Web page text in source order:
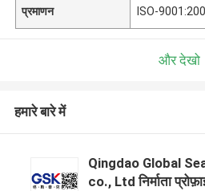
प्रमाणन ISO-
और देखो
हमारे बारे में
Qingdao Global
co., Ltd निर्माता